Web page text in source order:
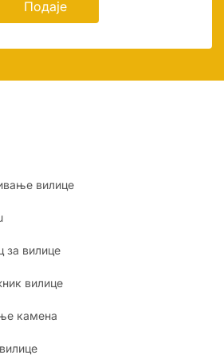
Подаје
вилице
за вилице
вилице
камена